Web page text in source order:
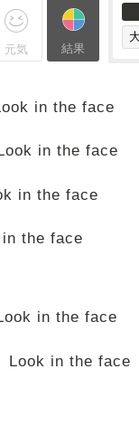
元気 結果
in the face
in the face
in the face
in the face
in the face
Look in the face